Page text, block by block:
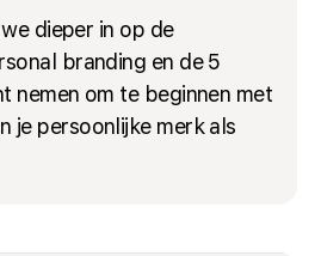
dieper in op de
branding en de 5
nemen om te beginnen met
je persoonlijke merk als